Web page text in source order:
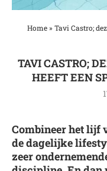
Home» Tavi Castro;
TAVI CASTRO;
HEEFT EEN
Combineer het lijf
de dagelijke
zeer